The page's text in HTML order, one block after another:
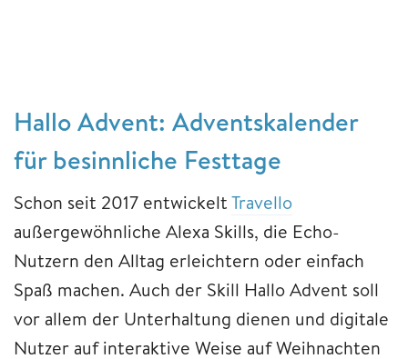
Hallo Advent: Adventskalender
für besinnliche Festtage
Schon seit 2017 entwickeltTravello
außergewöhnliche Alexa Skills, die Echo-
Nutzern den Alltag erleichtern oder einfach
Spaß machen. Auch der Skill Hallo Advent soll
vor allem der Unterhaltung dienen und digitale
Nutzer auf interaktive Weise auf Weihnachten